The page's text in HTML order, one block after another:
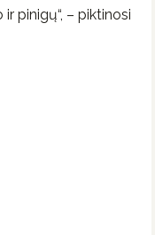
pinigų“, – piktinosi